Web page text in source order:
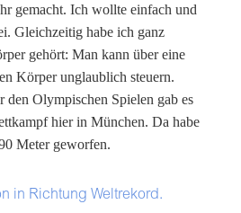
gemacht. Ich wollte einfach und
Gleichzeitig habe ich ganz
gehört: Man kann über eine
Körper unglaublich steuern.
den Olympischen Spielen gab es
hier in München. Da habe
Meter geworfen.
in Richtung Weltrekord.